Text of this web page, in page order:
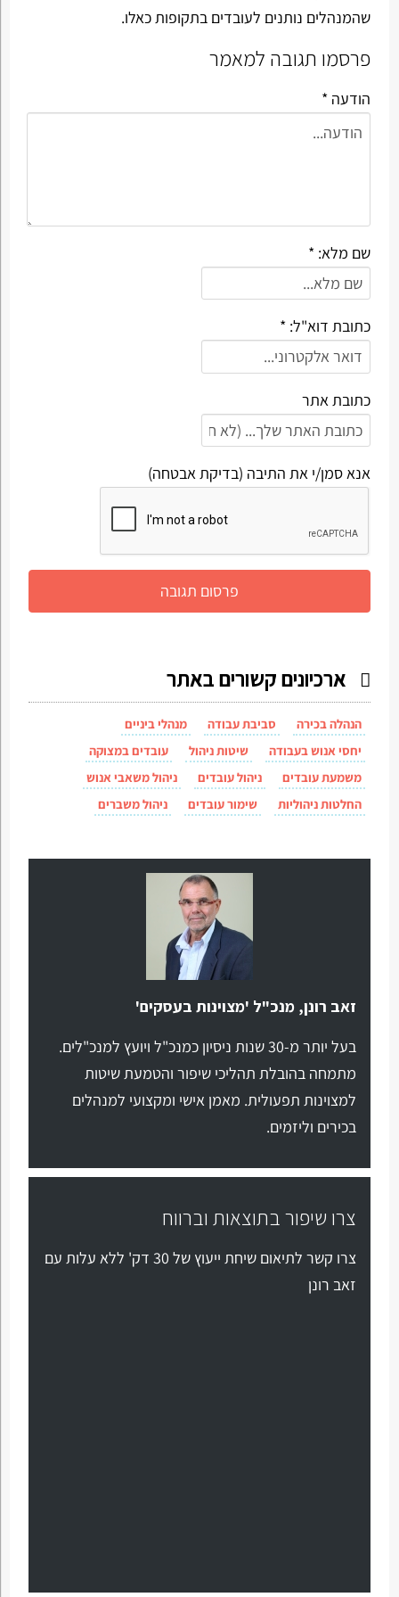
שהמנהלים נותנים לעובדים בתקופות כאלו.
פרסמו תגובה למאמר
הודעה *
שם מלא: *
כתובת דוא"ל: *
כתובת אתר
אנא סמן/י את התיבה (בדיקת אבטחה)
ארכיונים קשורים באתר
הנהלה בכירה סביבת עבודה
מנהלי ביניים
יחסי אנוש בעבודה
שיטות ניהול
עובדים במצוקה
משמעת עובדים
ניהול עובדים
ניהול משאבי אנוש
החלטות ניהוליות
שימור עובדים ניהול משברים
זאב רונן, מנכ"ל 'מצוינות בעסקים'
בעל יותר מ-30 שנות ניסיון כמנכ"ל ויועץ למנכ"לים.
מתמחה בהובלת תהליכי שיפור והטמעת שיטות
למצוינות תפעולית. מאמן אישי ומקצועי למנהלים
בכירים וליזמים.
צרו שיפור בתוצאות וברווח
צרו קשר לתיאום שיחת ייעוץ של 30 דק' ללא עלות עם
זאב רונן